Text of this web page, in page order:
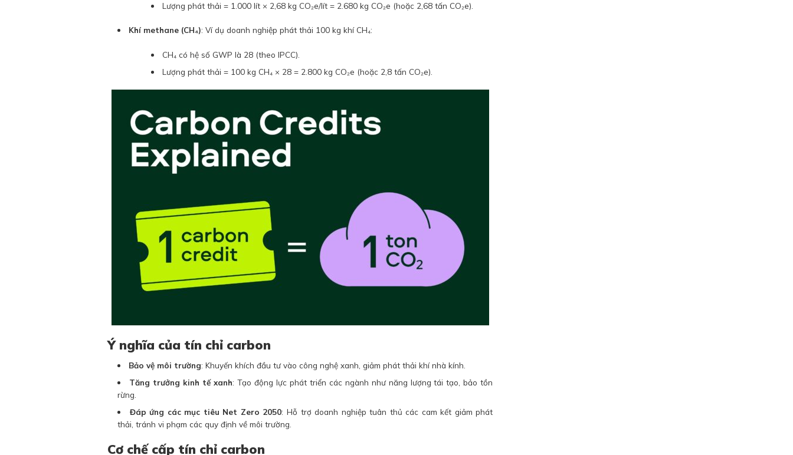
Lượng phát thải = 1.000 lít × 2,68 kg CO₂e/lít = 2.680 kg CO₂e (hoặc 2,68 tấn CO₂e).
Khí methane (CH₄): Ví dụ doanh nghiệp phát thải 100 kg khí CH₄:
CH₄ có hệ số GWP là 28 (theo IPCC).
Lượng phát thải = 100 kg CH₄ × 28 = 2.800 kg CO₂e (hoặc 2,8 tấn CO₂e).
Ý nghĩa của tín chỉ carbon
Bảo vệ môi trường: Khuyến khích đầu tư vào công nghệ xanh, giảm phát thải khí nhà kính.
Tăng trưởng kinh tế xanh: Tạo động lực phát triển các ngành như năng lượng tái tạo, bảo tồn
rừng.
Đáp ứng các mục tiêu Net Zero 2050: Hỗ trợ doanh nghiệp tuân thủ các cam kết giảm phát
thải, tránh vi phạm các quy định về môi trường.
Cơ chế cấp tín chỉ carbon